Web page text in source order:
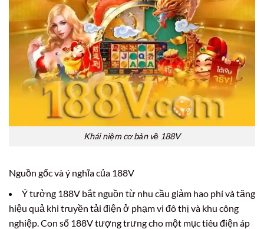
Khái niệm cơ bản về 188V
Nguồn gốc và ý nghĩa của 188V
Ý tưởng 188V bắt nguồn từ nhu cầu giảm hao phí và tăng
hiệu quả khi truyền tải điện ở phạm vi đô thị và khu công
nghiệp. Con số 188V tượng trưng cho một mục tiêu điện áp